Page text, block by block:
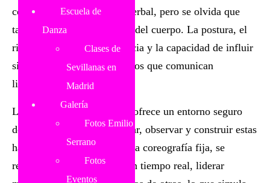
Escuela de
Danza
Clases de
Sevillanas en
Madrid
Galería
Fotos Emilio
Serrano
Fotos
Eventos
competencia intelectual o verbal, pero se olvida que
también se expresa a través del cuerpo. La postura, el
ritmo al moverse, la presencia y la capacidad de influir
sin hablar son aspectos físicos que comunican
liderazgo.
La improvisación en danza ofrece un entorno seguro
donde se puede experimentar, observar y construir estas
habilidades. Al no seguir una coreografía fija, se
requiere tomar decisiones en tiempo real, liderar